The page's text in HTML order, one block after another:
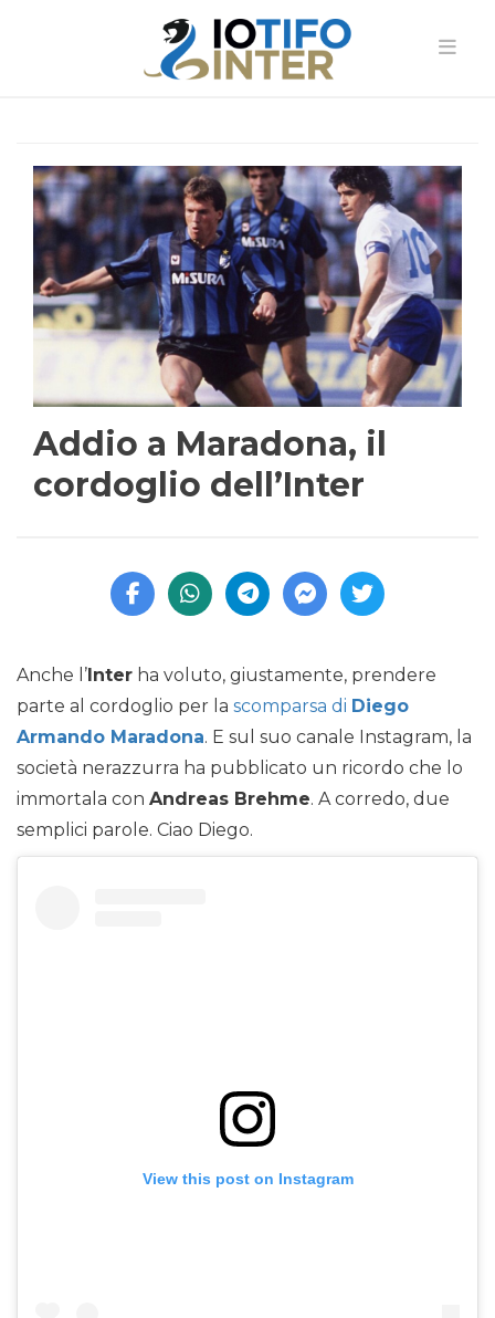
Addio a Maradona, il
cordoglio dell’Inter
Anche l’Inter ha voluto, giustamente, prendere
parte al cordoglio per la scomparsa di Diego
Armando Maradona. E sul suo canale Instagram, la
società nerazzurra ha pubblicato un ricordo che lo
immortala con Andreas Brehme. A corredo, due
semplici parole. Ciao Diego.
View this post on Instagram